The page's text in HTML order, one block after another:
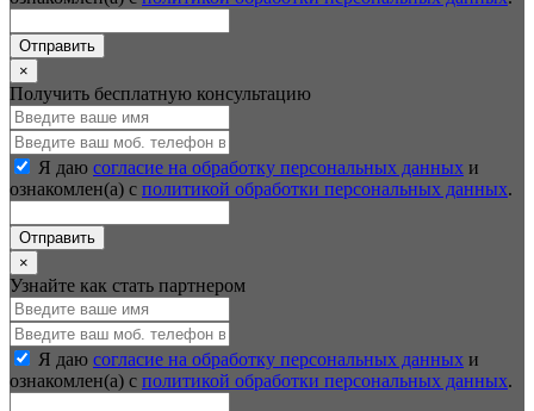
Отправить
×
Получить бесплатную консультацию
Я даю согласие на обработку персональных данных и
ознакомлен(а) с политикой обработки персональных данных.
Отправить
×
Узнайте как стать партнером
Я даю согласие на обработку персональных данных и
ознакомлен(а) с политикой обработки персональных данных.